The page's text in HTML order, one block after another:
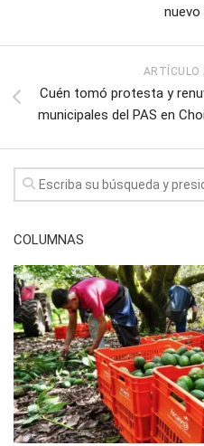
ARTÍCULO
Cuén tomó protesta y
municipales del PAS en
COLUMNAS